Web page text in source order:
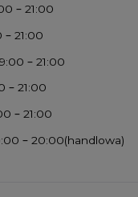
– 21:00
– 21:00
– 21:00
– 21:00
– 21:00
– 20:00(handlowa)